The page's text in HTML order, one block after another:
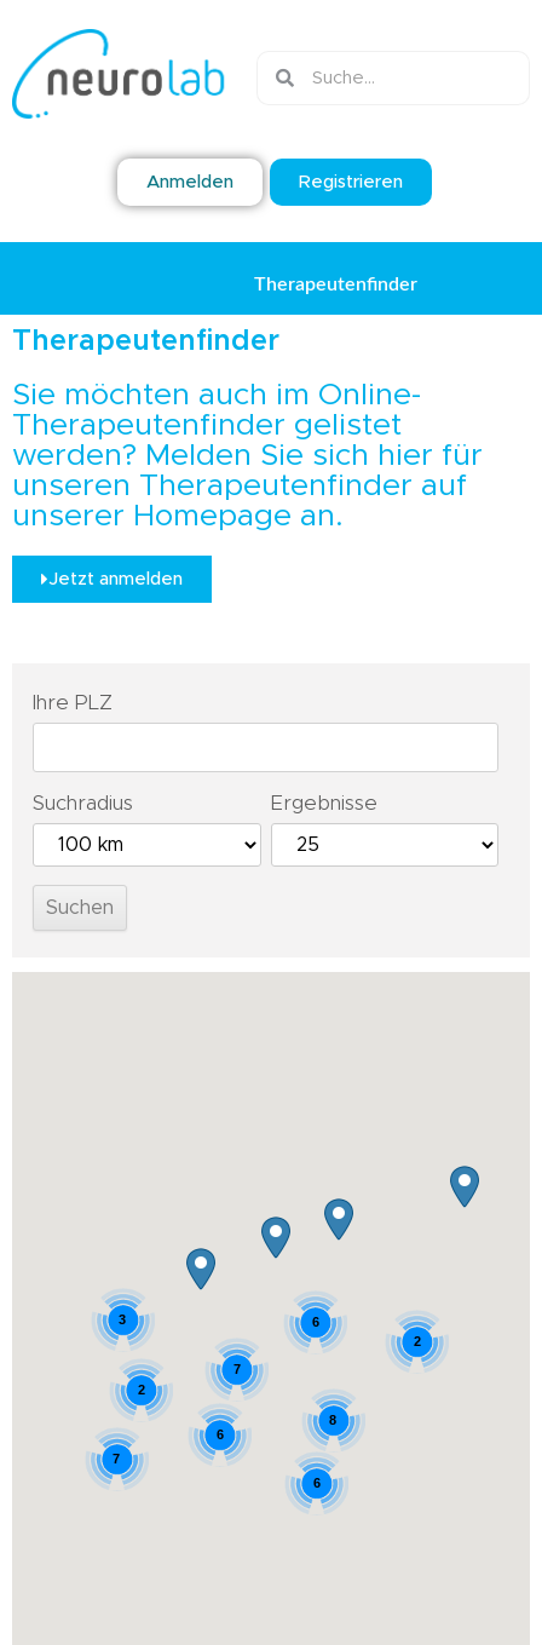
Anmelden Registrieren
Therapeutenfinder
Therapeutenfinder
Sie möchten auch im Online-
Therapeutenfinder gelistet
werden? Melden Sie sich hier für
unseren Therapeutenfinder auf
unserer Homepage an.
Jetzt anmelden
Ihre PLZ
Suchradius Ergebnisse
8
6
6
7
6
2
2
7
3